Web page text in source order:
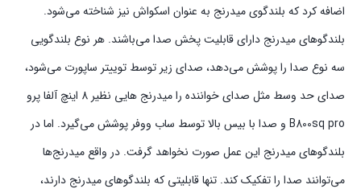
اضافه کرد که بلندگوی میدرنج به عنوان اسکواش نیز شناخته می‌شود.
بلندگوهای میدرنج دارای قابلیت پخش صدا می‌باشند. هر نوع بلندگویی
سه نوع صدا را پوشش می‌دهد، صدای زیر توسط توییتر ساپورت می‌شود،
صدای حد وسط مثل صدای خواننده را میدرنج هایی نظیر 8 اینچ آلفا پرو
B800sq pro و صدا با بیس بالا توسط ساب ووفر پوشش می‌گیرد. اما در
بلندگوهای میدرنج این عمل صورت نخواهد گرفت. در واقع میدرنج‌ها
می‌توانند صدا را تفکیک کند. تنها قابلیتی که بلندگوهای میدرنج‌ دارند،